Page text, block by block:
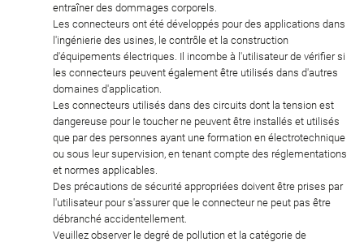
entraîner des dommages corporels.
Les connecteurs ont été développés pour des applications dans
l'ingénierie des usines, le contrôle et la construction
d'équipements électriques. Il incombe à l'utilisateur de vérifier si
les connecteurs peuvent également être utilisés dans d'autres
domaines d'application.
Les connecteurs utilisés dans des circuits dont la tension est
dangereuse pour le toucher ne peuvent être installés et utilisés
que par des personnes ayant une formation en électrotechnique
ou sous leur supervision, en tenant compte des réglementations
et normes applicables.
Des précautions de sécurité appropriées doivent être prises par
l'utilisateur pour s'assurer que le connecteur ne peut pas être
débranché accidentellement.
Veuillez observer le degré de pollution et la catégorie de